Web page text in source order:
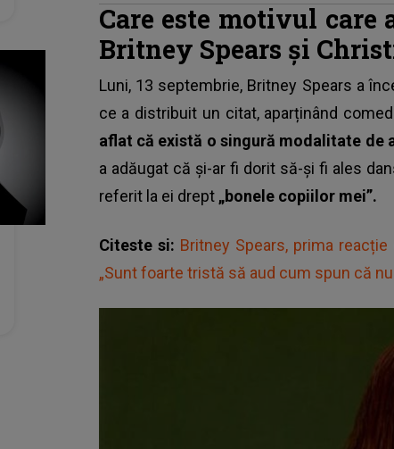
Care este motivul care
Britney Spears și
Luni, 13 septembrie, Britney Spears a
ce a distribuit un citat, aparținând
aflat că există o singură modalitate de
a adăugat că și-ar fi dorit să-și fi ales
referit la ei drept „bonele copiilor mei”.
Citeste si: Britney Spears, prima
„Sunt foarte tristă să aud cum spun că